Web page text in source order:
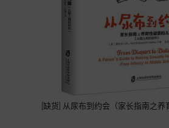
[缺货] 从尿布到约会（家长指南之养